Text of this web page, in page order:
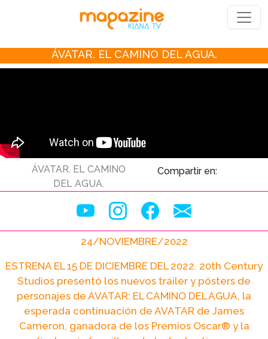
ÁVATAR. EL CAMINO DEL AGUA.
ÁVATAR. EL CAMINO
DEL AGUA.
Compartir en:
24/NOVIEMBRE/2022
ESTRENA EL 15 DE DICIEMBRE DEL 2022. 20th Century
Studios presentó los nuevos tráiler y pósters de
personajes de AVATAR: EL CAMINO DEL AGUA, la
esperada continuación de AVATAR de James
Cameron, ganadora de los Premios Oscar® y la